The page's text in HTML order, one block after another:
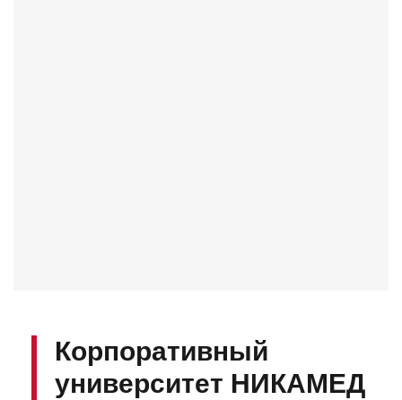
Корпоративный
университет НИКАМЕД